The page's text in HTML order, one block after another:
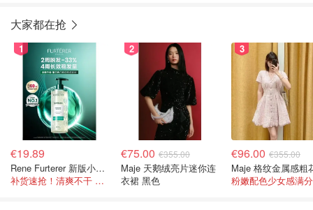
大家都在抢
1
€19.89
Rene Furterer 新版小白珠洗发水 500ml
补货速抢！清爽不干 蓬松强韧秀发
2
€75.00 €355.00
Maje 天鹅绒亮片迷你连
衣裙 黑色
3
€96.00 €355.00
粉嫩配色少女感满